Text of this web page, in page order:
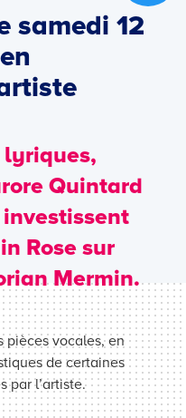
samedi 12
lyriques,
Quintard
Rose sur
Mermin.
pièces vocales, en
de certaines
par l’artiste.